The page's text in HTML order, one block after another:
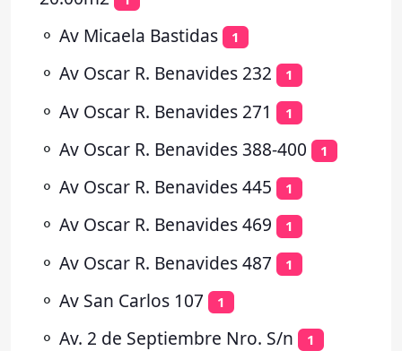
⚬ Av Micaela Bastidas 1
⚬ Av Oscar R. Benavides 232 1
⚬ Av Oscar R. Benavides 271 1
⚬ Av Oscar R. Benavides 388-400 1
⚬ Av Oscar R. Benavides 445 1
⚬ Av Oscar R. Benavides 469 1
⚬ Av Oscar R. Benavides 487 1
⚬ Av San Carlos 107 1
⚬ Av. 2 de Septiembre Nro. S/n 1